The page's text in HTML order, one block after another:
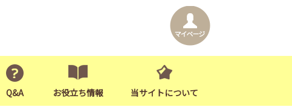
Q&A お役立ち情報 当サイトについて